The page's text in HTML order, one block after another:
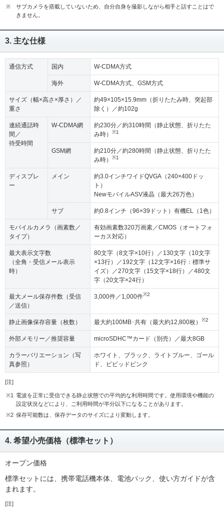
※
サブカメラを搭載していないため、自分自身を撮影しながら相手と話すことはで
きません。
3. 主な仕様
通信方式 国内 W-CDMA方式
海外 W-CDMA方式、GSM方式
サイズ（幅×高さ×厚さ）／
重さ
約49×105×15.9mm（折りたたみ時、突起部
除く）／約102g
連続通話時
間／
待受時間
W-CDMA網
約230分／約310時間（静止状態、折りたた
み時）
※1
GSM網
約210分／約280時間（静止状態、折りたた
み時）
※1
ディスプレ
ー
メイン
約3.0インチワイドQVGA（240×400ドッ
ト）
NewモバイルASV液晶（最大26万色）
サブ 約0.8インチ（96×39ドット）有機EL（1色）
モバイルカメラ（画素数／
タイプ）
有効画素数320万画素／CMOS（オートフォ
ーカス対応）
最大表示文字数
（全角・受信メール表示
時）
80文字（8文字×10行）／130文字（10文字
×13行）／192文字（12文字×16行：標準サ
イズ）／270文字（15文字×18行）／480文
字（20文字×24行）
最大メール保存件数（受信
／送信）
3,000件／1,000件※2
静止画像保存容量（枚数） 最大約100MB･共有（最大約12,800枚） ※2
外部メモリー／推奨容量 microSDHC™カード（別売）／最大8GB
カラーバリエーション（写
真参照）
ホワイト、ブラック、ライトブルー、ゴール
ド、ビビッドピンク
[注]
※1
電波を正常に受信できる静止状態での平均的な利用時間です。使用環境や機能の
設定状況などにより、ご利用時間が半分以下になることがあります。
※2 保存可能数は、保存データのサイズにより変動します。
4. 希望小売価格（標準セット）
オープン価格
標準セットには、携帯電話機本体、電池パック、使い方ガイドが含
まれます。
[注]